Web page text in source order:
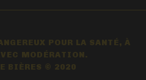
POUR LA SANTÉ, À
MODÉRATION.
BIÈRES © 2020